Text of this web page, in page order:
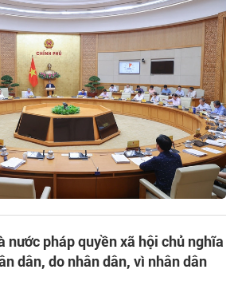
nước pháp quyền xã hội chủ nghĩa
dân, do nhân dân, vì nhân dân